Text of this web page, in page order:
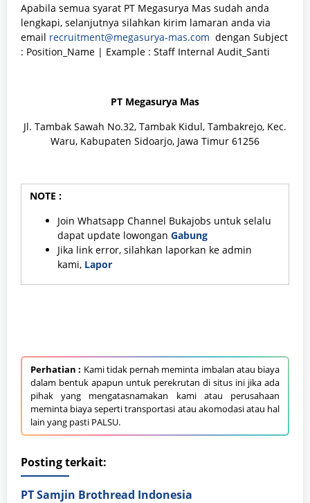
Apabila semua syarat PT Megasurya Mas sudah anda
lengkapi, selanjutnya silahkan kirim lamaran anda via
email recruitment@megasurya-mas.com dengan Subject
: Position_Name | Example : Staff Internal Audit_Santi
PT Megasurya Mas
Jl. Tambak Sawah No.32, Tambak Kidul, Tambakrejo, Kec.
Waru, Kabupaten Sidoarjo, Jawa Timur 61256
NOTE :
Join Whatsapp Channel Bukajobs untuk selalu
dapat update lowongan Gabung
Jika link error, silahkan laporkan ke admin
kami, Lapor
Perhatian : Kami tidak pernah meminta imbalan atau biaya
dalam bentuk apapun untuk perekrutan di situs ini jika ada
pihak yang mengatasnamakan kami atau perusahaan
meminta biaya seperti transportasi atau akomodasi atau hal
lain yang pasti PALSU.
Posting terkait:
PT Samjin Brothread Indonesia